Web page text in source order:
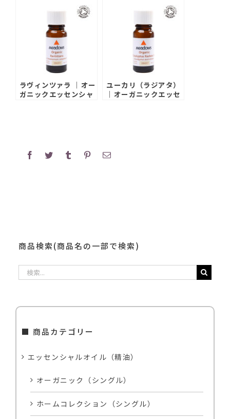
ラヴィンツァラ ｜オー
ガニックエッセンシャ
ユーカリ（ラジアタ）
｜オーガニックエッセ
Facebook
TwitterTumblrPinterest
商品検索(商品名の一部で検索)
索
■ 商品カテゴリー
エッセンシャルオイル（精油）
オーガニック（シングル）
ホームコレクション（シングル）